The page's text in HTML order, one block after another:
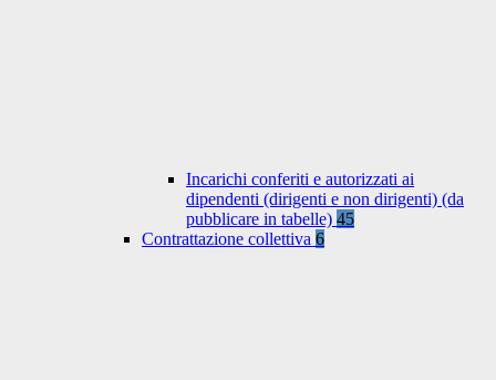
Incarichi conferiti e autorizzati ai
dipendenti (dirigenti e non dirigenti) (da
pubblicare in tabelle) 45
Contrattazione collettiva 6